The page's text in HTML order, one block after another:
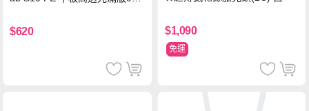
$620 $1,090
免運